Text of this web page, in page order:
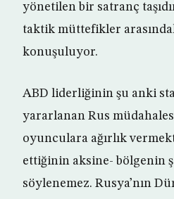
yönetilen bir satranç
taktik müttefikler
konuşuluyor.
ABD liderliğinin şu anki
yararlanan Rus
oyunculara ağırlık
ettiğinin aksine- bölgenin
söylenemez. Rusya’nın